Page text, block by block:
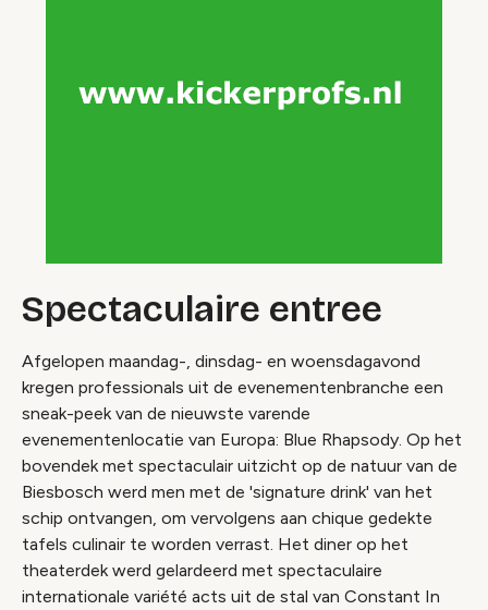
Spectaculaire entree
Afgelopen maandag-, dinsdag- en woensdagavond
kregen professionals uit de evenementenbranche een
sneak-peek van de nieuwste varende
evenementenlocatie van Europa: Blue Rhapsody. Op het
bovendek met spectaculair uitzicht op de natuur van de
Biesbosch werd men met de 'signature drink' van het
schip ontvangen, om vervolgens aan chique gedekte
tafels culinair te worden verrast. Het diner op het
theaterdek werd gelardeerd met spectaculaire
internationale variété acts uit de stal van Constant In